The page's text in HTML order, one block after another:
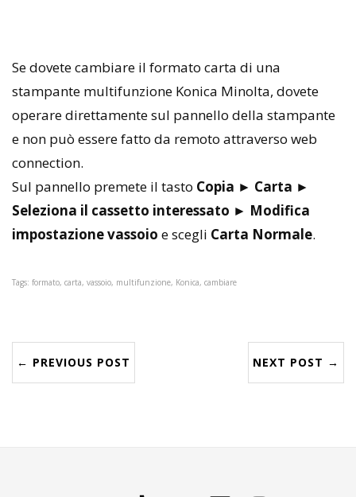
Se dovete cambiare il formato carta di una
stampante multifunzione Konica Minolta, dovete
operare direttamente sul pannello della stampante
e non può essere fatto da remoto attraverso web
connection.
Sul pannello premete il tasto Copia ► Carta ►
Seleziona il cassetto interessato ► Modifica
impostazione vassoio e scegli Carta Normale.
Tags: formato, carta, vassoio, multifunzione, Konica, cambiare
← PREVIOUS POST NEXT POST →